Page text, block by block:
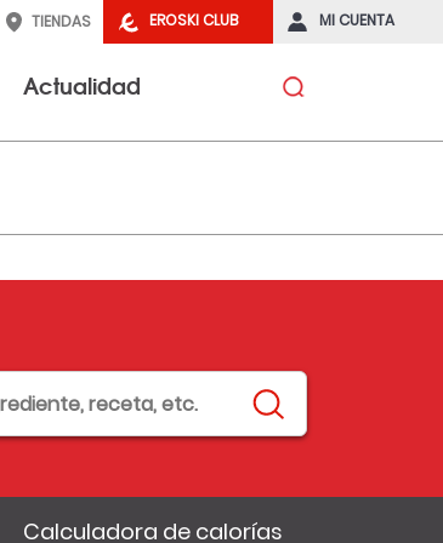
EROSKI CLUB MI CUENTA
TIENDAS
Actualidad
Calculadora de calorías